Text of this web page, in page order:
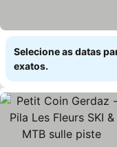
Selecione as datas
exatos.